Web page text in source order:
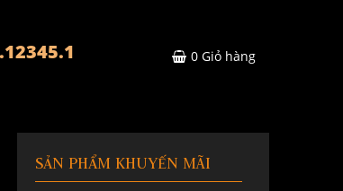
0 Giỏ hàng
SẢN PHẨM KHUYẾN MÃI